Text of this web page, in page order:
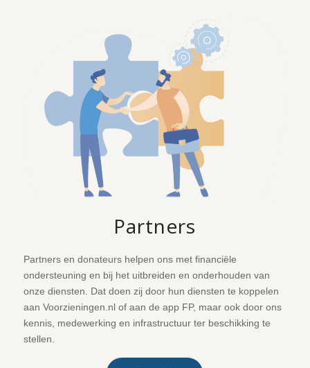
Partners
Partners en donateurs helpen ons met financiële
ondersteuning en bij het uitbreiden en onderhouden van
onze diensten. Dat doen zij door hun diensten te koppelen
aan Voorzieningen.nl of aan de app FP, maar ook door ons
kennis, medewerking en infrastructuur ter beschikking te
stellen.